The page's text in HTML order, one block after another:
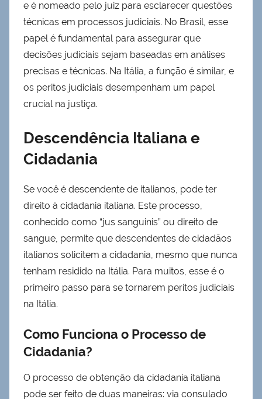
e é nomeado pelo juiz para esclarecer questões
técnicas em processos judiciais. No Brasil, esse
papel é fundamental para assegurar que
decisões judiciais sejam baseadas em análises
precisas e técnicas. Na Itália, a função é similar, e
os peritos judiciais desempenham um papel
crucial na justiça.
Descendência Italiana e
Cidadania
Se você é descendente de italianos, pode ter
direito à cidadania italiana. Este processo,
conhecido como “jus sanguinis” ou direito de
sangue, permite que descendentes de cidadãos
italianos solicitem a cidadania, mesmo que nunca
tenham residido na Itália. Para muitos, esse é o
primeiro passo para se tornarem peritos judiciais
na Itália.
Como Funciona o Processo de
Cidadania?
O processo de obtenção da cidadania italiana
pode ser feito de duas maneiras: via consulado